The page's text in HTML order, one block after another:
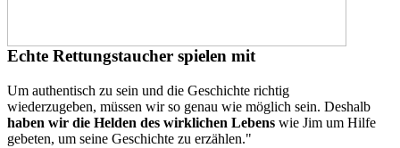
Echte Rettungstaucher spielen mit
Um authentisch zu sein und die Geschichte richtig
wiederzugeben, müssen wir so genau wie möglich sein. Deshalb
haben wir die Helden des wirklichen Lebens wie Jim um Hilfe
gebeten, um seine Geschichte zu erzählen."